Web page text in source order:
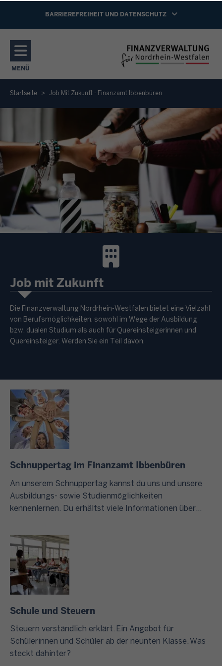
Direkt zum Inhalt
NAVIGATION AKTIVIEREN/DEAKTIVIEREN:
BARRIEREFREIHEIT UND DATENSCHUTZ
MENÜ
NAVIGATION AKTIVIEREN/DEAKTIVIEREN: HAUPTMENÜ
Startseite Job Mit Zukunft - Finanzamt Ibbenbüren
Job mit Zukunft
Die Finanzverwaltung Nordrhein-Westfalen bietet eine Vielzahl
von Berufsmöglichkeiten, sowohl im Wege der Ausbildung
bzw. dualen Studium als auch für Quereinsteigerinnen und
Quereinsteiger. Werden Sie ein Teil davon.
Schnuppertag im Finanzamt Ibbenbüren
An unserem Schnuppertag kannst du uns und unsere
Ausbildungs- sowie Studienmöglichkeiten
kennenlernen. Du erhältst viele Informationen über
Schule und Steuern
Steuern verständlich erklärt. Ein Angebot für
Schülerinnen und Schüler ab der neunten Klasse. Was
steckt dahinter?